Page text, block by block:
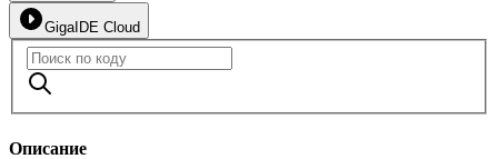
GigaIDE Cloud
Описание